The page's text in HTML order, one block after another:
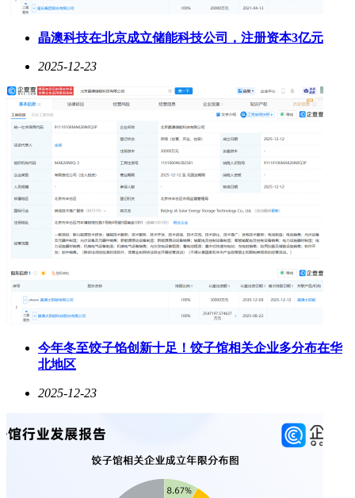
晶澳科技在北京成立储能科技公司，注册资本3亿元
2025-12-23
今年冬至饺子馅创新十足！饺子馆相关企业多分布在华
北地区
2025-12-23